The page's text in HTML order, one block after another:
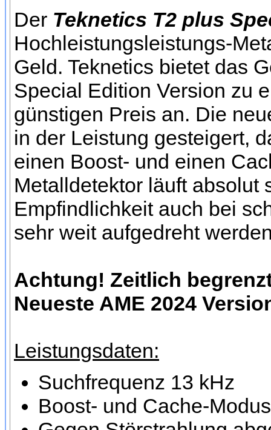
Der Teknetics T2 plus
Hochleistungsleistungs-
Geld. Teknetics bietet das
Special Edition Version zu
günstigen Preis an. Die
in der Leistung gesteigert,
einen Boost- und einen
Metalldetektor läuft absolut
Empfindlichkeit auch bei
sehr weit aufgedreht
Achtung! Zeitlich
Neueste AME 2024
Leistungsdaten:
Suchfrequenz 13 kHz
Boost- und Cache-